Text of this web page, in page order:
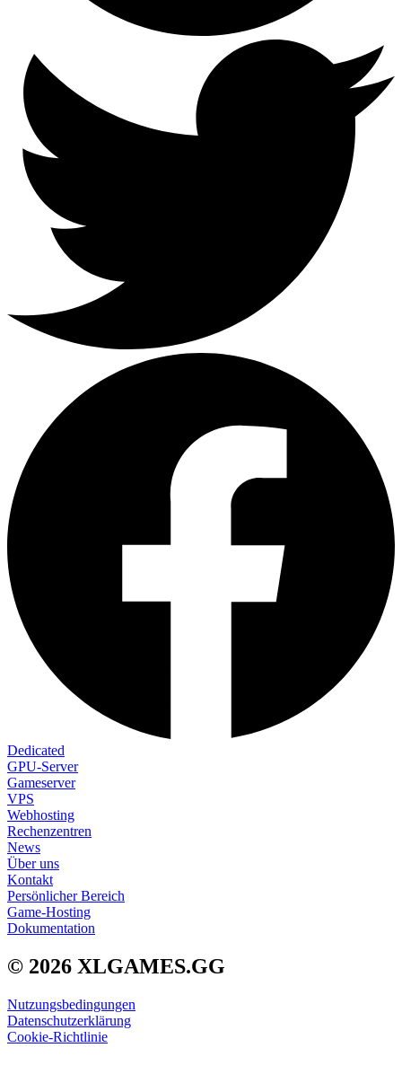
Dedicated
GPU-Server
Gameserver
VPS
Webhosting
Rechenzentren
News
Über uns
Kontakt
Persönlicher Bereich
Dokumentation
© 2026 XLGAMES.GG
Nutzungsbedingungen